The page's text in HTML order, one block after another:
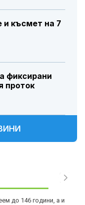
и късмет на 7
фиксирани
проток
до 146 години, а и